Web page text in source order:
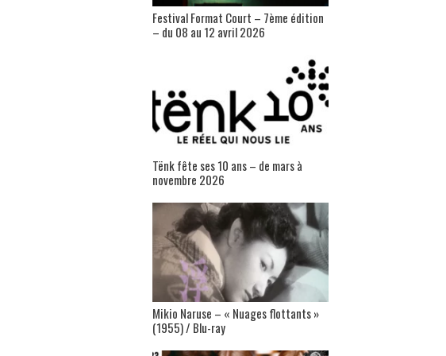
Festival Format Court – 7ème édition
– du 08 au 12 avril 2026
Tënk fête ses 10 ans – de mars à
novembre 2026
Mikio Naruse – « Nuages flottants »
(1955) / Blu-ray